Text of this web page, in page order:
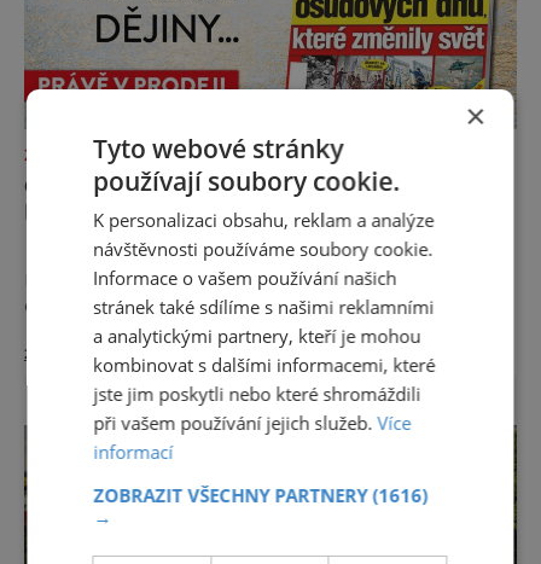
ZAJÍMAVOSTI
OSUDOVÉ DNY, KTERÉ ZMĚNILY
HISTORII
Existují dny, které jsou naprosto obyčejné a
rychle upadnou v zapomnění, a pak jsou tu
dny, které se nesmazatelným písmem
otisknou do lidské historie, a je jedno, jestli
dojde k významnému objevu nebo děsivé
katastrofě. Vezměte si k ruce kalendář a
projděte společně s námi historii křížem
krážem. Je 10. dubna roku 49 př. n. l. a na
břehu říčky Rubikon pronáší Gaius Julius
Caesar svou slavnou vě
zobrazit více >>
×
Tyto webové stránky
používají soubory cookie.
K personalizaci obsahu, reklam a analýze
návštěvnosti používáme soubory cookie.
Informace o vašem používání našich
stránek také sdílíme s našimi reklamními
a analytickými partnery, kteří je mohou
kombinovat s dalšími informacemi, které
jste jim poskytli nebo které shromáždili
při vašem používání jejich služeb.Více
informací
ZOBRAZIT VŠECHNY PARTNERY(1616)
→